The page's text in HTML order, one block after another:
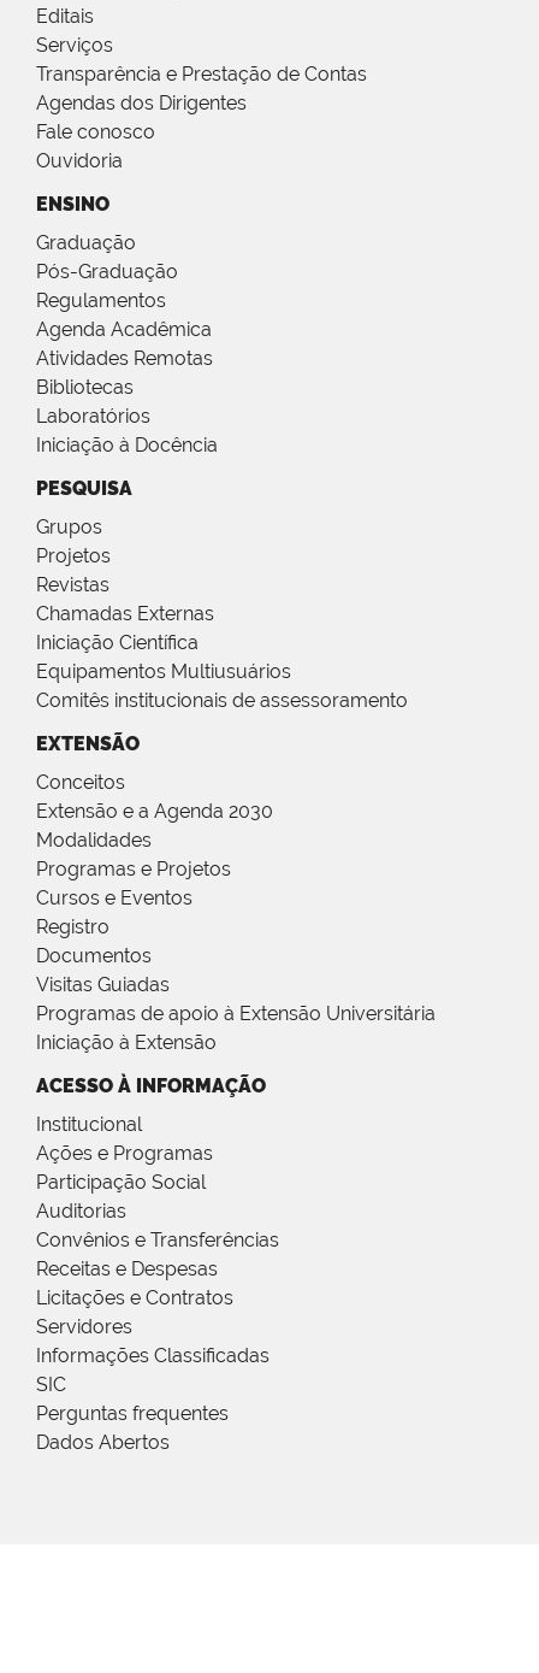
Editais
Serviços
Transparência e Prestação de Contas
Agendas dos Dirigentes
Fale conosco
Ouvidoria
ENSINO
Graduação
Pós-Graduação
Regulamentos
Agenda Acadêmica
Atividades Remotas
Bibliotecas
Laboratórios
Iniciação à Docência
PESQUISA
Grupos
Projetos
Revistas
Chamadas Externas
Iniciação Científica
Equipamentos Multiusuários
Comitês institucionais de assessoramento
EXTENSÃO
Conceitos
Extensão e a Agenda 2030
Modalidades
Programas e Projetos
Cursos e Eventos
Registro
Documentos
Visitas Guiadas
Programas de apoio à Extensão Universitária
Iniciação à Extensão
ACESSO À INFORMAÇÃO
Institucional
Ações e Programas
Participação Social
Auditorias
Convênios e Transferências
Receitas e Despesas
Licitações e Contratos
Servidores
Informações Classificadas
SIC
Perguntas frequentes
Dados Abertos